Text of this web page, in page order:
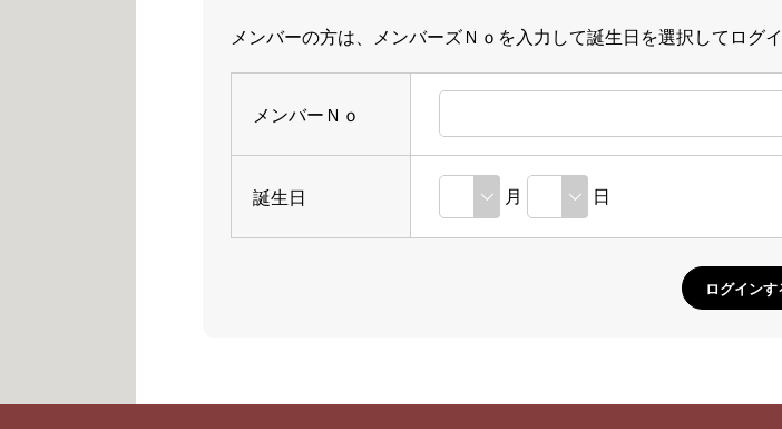
メンバーの方は、メンバーズＮｏを入力して誕生日を選択してログ
メンバーＮｏ
誕生日 月 日